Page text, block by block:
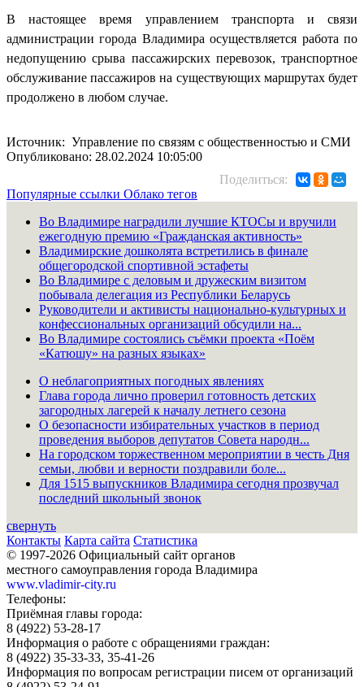
В настоящее время управлением транспорта и связи
администрации города Владимира осуществляется работа по
недопущению срыва пассажирских перевозок, транспортное
обслуживание пассажиров на существующих маршрутах будет
продолжено в любом случае.
Источник: Управление по связям с общественностью и СМИ
Опубликовано: 28.02.2024 10:05:00
Поделиться:
Популярные ссылки Облако тегов
Во Владимире наградили лучшие КТОСы и вручили
ежегодную премию «Гражданская активность»
Владимирские дошколята встретились в финале
общегородской спортивной эстафеты
Во Владимире с деловым и дружеским визитом
побывала делегация из Республики Беларусь
Руководители и активисты национально-культурных и
конфессиональных организаций обсудили на...
Во Владимире состоялись съёмки проекта «Поём
«Катюшу» на разных языках»
О неблагоприятных погодных явлениях
Глава города лично проверил готовность детских
загородных лагерей к началу летнего сезона
О безопасности избирательных участков в период
проведения выборов депутатов Совета народн...
На городском торжественном мероприятии в честь Дня
семьи, любви и верности поздравили боле...
Для 1515 выпускников Владимира сегодня прозвучал
последний школьный звонок
свернуть
Контакты Карта сайта Статистика
© 1997-2026 Официальный сайт органов
местного самоуправления города Владимира
www.vladimir-city.ru
Телефоны:
Приёмная главы города:
8 (4922) 53-28-17
Информация о работе с обращениями граждан:
8 (4922) 35-33-33, 35-41-26
Информация по вопросам регистрации писем от организаций